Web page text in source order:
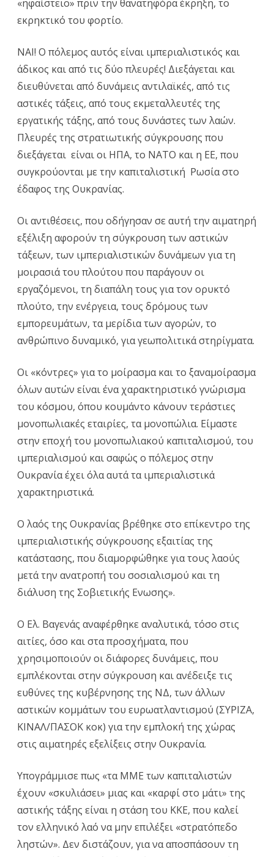
«ηφαίστειο» πριν την θανατηφόρα έκρηξη, το
εκρηκτικό του φορτίο.
ΝΑΙ! Ο πόλεμος αυτός είναι ιμπεριαλιστικός και
άδικος και από τις δύο πλευρές! Διεξάγεται και
διευθύνεται από δυνάμεις αντιλαϊκές, από τις
αστικές τάξεις, από τους εκμεταλλευτές της
εργατικής τάξης, από τους δυνάστες των λαών.
Πλευρές της στρατιωτικής σύγκρουσης που
διεξάγεται είναι οι ΗΠΑ, το ΝΑΤΟ και η ΕΕ, που
συγκρούονται με την καπιταλιστική Ρωσία στο
έδαφος της Ουκρανίας.
Οι αντιθέσεις, που οδήγησαν σε αυτή την αιματηρή
εξέλιξη αφορούν τη σύγκρουση των αστικών
τάξεων, των ιμπεριαλιστικών δυνάμεων για τη
μοιρασιά του πλούτου που παράγουν οι
εργαζόμενοι, τη διαπάλη τους για τον ορυκτό
πλούτο, την ενέργεια, τους δρόμους των
εμπορευμάτων, τα μερίδια των αγορών, το
ανθρώπινο δυναμικό, για γεωπολιτικά στηρίγματα.
Οι «κόντρες» για το μοίρασμα και το ξαναμοίρασμα
όλων αυτών είναι ένα χαρακτηριστικό γνώρισμα
του κόσμου, όπου κουμάντο κάνουν τεράστιες
μονοπωλιακές εταιρίες, τα μονοπώλια. Είμαστε
στην εποχή του μονοπωλιακού καπιταλισμού, του
ιμπεριαλισμού και σαφώς ο πόλεμος στην
Ουκρανία έχει όλα αυτά τα ιμπεριαλιστικά
χαρακτηριστικά.
Ο λαός της Ουκρανίας βρέθηκε στο επίκεντρο της
ιμπεριαλιστικής σύγκρουσης εξαιτίας της
κατάστασης, που διαμορφώθηκε για τους λαούς
μετά την ανατροπή του σοσιαλισμού και τη
διάλυση της Σοβιετικής Ενωσης».
Ο Ελ. Βαγενάς αναφέρθηκε αναλυτικά, τόσο στις
αιτίες, όσο και στα προσχήματα, που
χρησιμοποιούν οι διάφορες δυνάμεις, που
εμπλέκονται στην σύγκρουση και ανέδειξε τις
ευθύνες της κυβέρνησης της ΝΔ, των άλλων
αστικών κομμάτων του ευρωατλαντισμού (ΣΥΡΙΖΑ,
ΚΙΝΑΛ/ΠΑΣΟΚ κοκ) για την εμπλοκή της χώρας
στις αιματηρές εξελίξεις στην Ουκρανία.
Υπογράμμισε πως «τα ΜΜΕ των καπιταλιστών
έχουν «σκυλιάσει» μιας και «καρφί στο μάτι» της
αστικής τάξης είναι η στάση του ΚΚΕ, που καλεί
τον ελληνικό λαό να μην επιλέξει «στρατόπεδο
ληστών». Δεν διστάζουν, για να αποσπάσουν τη